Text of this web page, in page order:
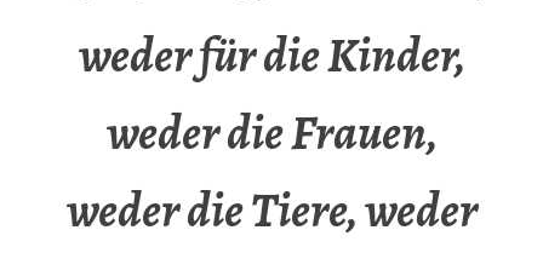
weder für die Kinder,
weder die Frauen,
weder die Tiere, weder